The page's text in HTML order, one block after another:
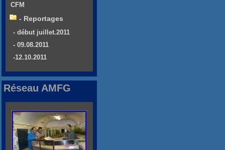
CFM
- Reportages
- début juillet.2011
- 09.08.2011
-12.10.2011
Réseau AMFG